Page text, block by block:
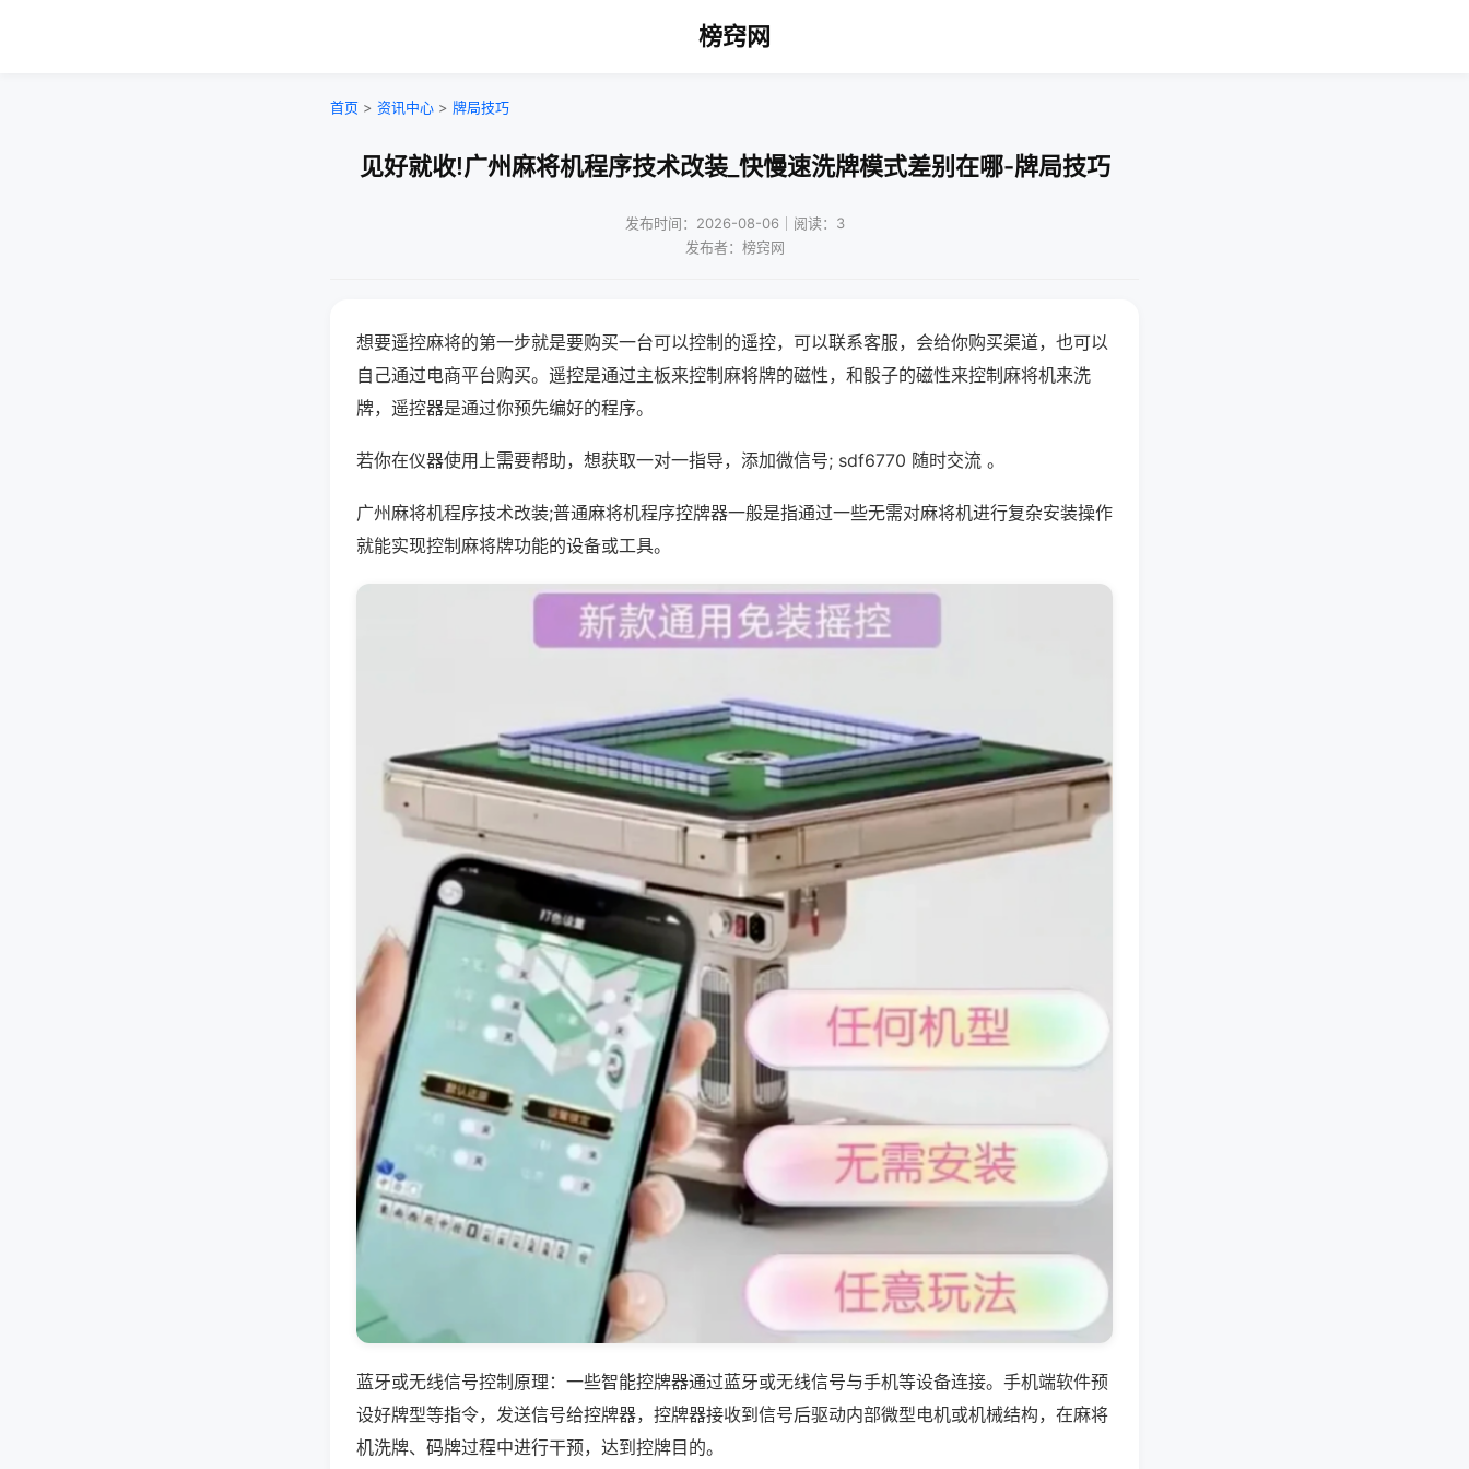
榜窍网
首页 > 资讯中心 > 牌局技巧
见好就收!广州麻将机程序技术改装_快慢速洗牌模式差别在哪-牌局技巧
发布时间：2026-08-06｜阅读：3
发布者：榜窍网
想要遥控麻将的第一步就是要购买一台可以控制的遥控，可以联系客服，会给你购买渠道，也可以
自己通过电商平台购买。遥控是通过主板来控制麻将牌的磁性，和骰子的磁性来控制麻将机来洗
牌，遥控器是通过你预先编好的程序。
若你在仪器使用上需要帮助，想获取一对一指导，添加微信号; sdf6770 随时交流 。
广州麻将机程序技术改装;普通麻将机程序控牌器一般是指通过一些无需对麻将机进行复杂安装操作
就能实现控制麻将牌功能的设备或工具。
蓝牙或无线信号控制原理：一些智能控牌器通过蓝牙或无线信号与手机等设备连接。手机端软件预
设好牌型等指令，发送信号给控牌器，控牌器接收到信号后驱动内部微型电机或机械结构，在麻将
机洗牌、码牌过程中进行干预，达到控牌目的。